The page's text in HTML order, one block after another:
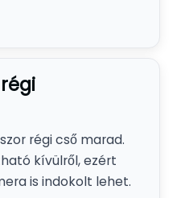
régi cső marad.
kívülről, ezért
is indokolt lehet.